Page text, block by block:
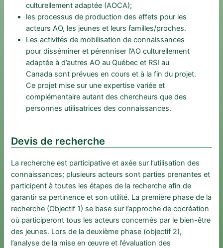
culturellement adaptée (AOCA);
les processus de production des effets pour les
acteurs AO, les jeunes et leurs familles/proches.
Les activités de mobilisation de connaissances
pour disséminer et pérenniser l’AO culturellement
adaptée à d’autres AO au Québec et RSI au
Canada sont prévues en cours et à la fin du projet.
Ce projet mise sur une expertise variée et
complémentaire autant des chercheurs que des
personnes utilisatrices des connaissances.
Devis de recherche
La recherche est participative et axée sur l’utilisation des
connaissances; plusieurs acteurs sont parties prenantes et
participent à toutes les étapes de la recherche afin de
garantir sa pertinence et son utilité. La première phase de la
recherche (Objectif 1) se base sur l’approche de cocréation
où participeront tous les acteurs concernés par le bien-être
des jeunes. Lors de la deuxième phase (objectif 2),
l’analyse de la mise en œuvre et l’évaluation des